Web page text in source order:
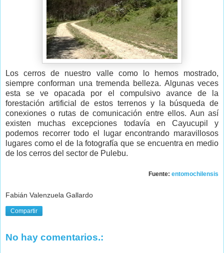
Los cerros de nuestro valle como lo hemos mostrado,
siempre conforman una tremenda belleza. Algunas veces
esta se ve opacada por el compulsivo avance de la
forestación artificial de estos terrenos y la búsqueda de
conexiones o rutas de comunicación entre ellos. Aun así
existen muchas excepciones todavía en Cayucupil y
podemos recorrer todo el lugar encontrando maravillosos
lugares como el de la fotografía que se encuentra en medio
de los cerros del sector de Pulebu.
Fuente: entomochilensis
Fabián Valenzuela Gallardo
Compartir
No hay comentarios.: